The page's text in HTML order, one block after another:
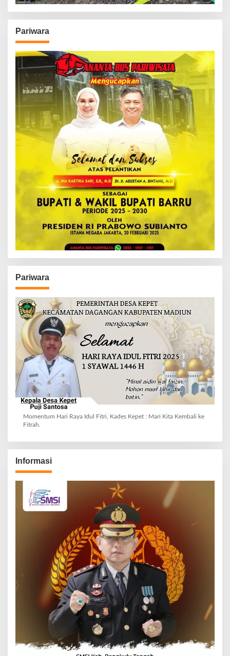
Pariwara
Pariwara
Momentum Hari Raya Idul Fitri, Kades Kepet : Mari Kita Kembali ke
Fitrah.
Informasi